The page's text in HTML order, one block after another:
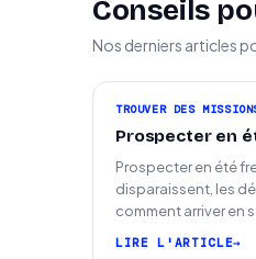
Conseils
Nos derniers articles
TROUVER DES
Prospecter en
Prospecter en été
disparaissent, les
comment arriver en
LIRE L'ARTICLE